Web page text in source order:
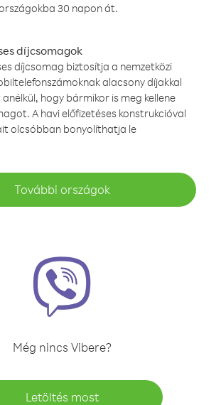
30 napon át.
díjcsomagok
díjcsomag biztosítja a nemzetközi
alacsony díjakkal
hogy bármikor is meg kellene
A havi előfizetéses konstrukcióval
olcsóbban bonyolíthatja le
További országok
Még nincs Vibere?
Letöltés most